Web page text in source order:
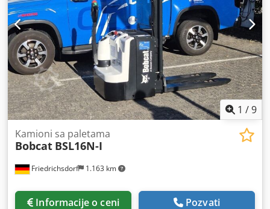
1 /9
Friedrichsdorf 1.163 km
Kamioni sa paletama
Bobcat BSL16N-I
Informacije o ceni Pozvati